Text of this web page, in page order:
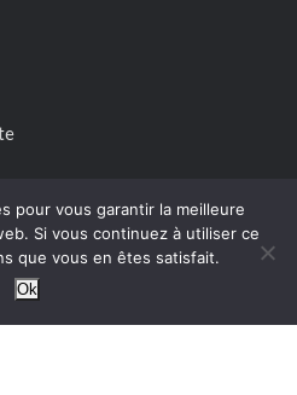
pour vous garantir la meilleure
Si vous continuez à utiliser ce
que vous en êtes satisfait.
Ok